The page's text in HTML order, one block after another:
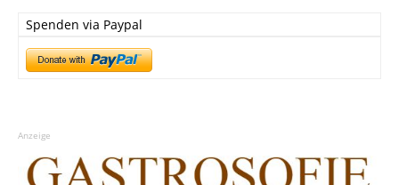
Spenden via Paypal
Anzeige